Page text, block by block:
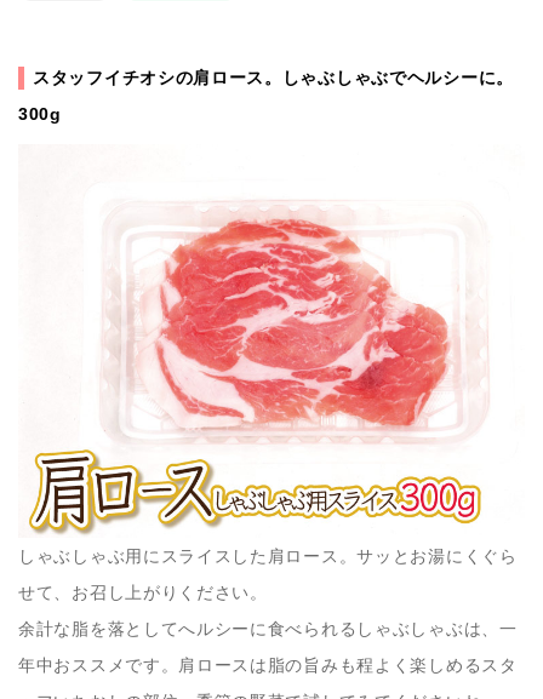
スタッフイチオシの肩ロース。しゃぶしゃぶでヘルシーに。
300g
しゃぶしゃぶ用にスライスした肩ロース。サッとお湯にくぐら
せて、お召し上がりください。
余計な脂を落としてへルシーに食べられるしゃぶしゃぶは、一
年中おススメです。肩ロースは脂の旨みも程よく楽しめるスタ